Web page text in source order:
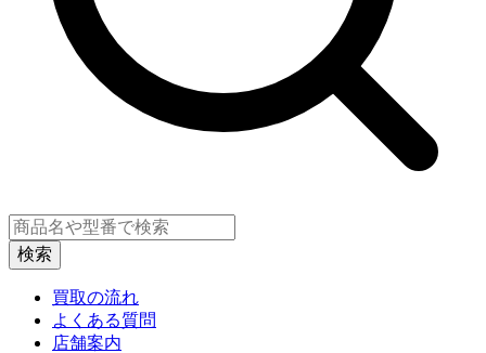
買取の流れ
よくある質問
店舗案内